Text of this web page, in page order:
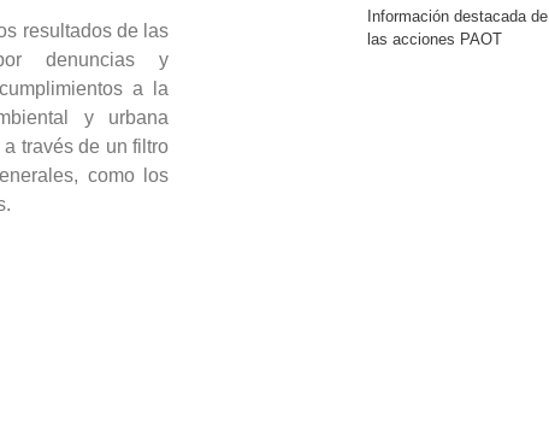
resultados de las
denuncias y
a la
y urbana
través de un filtro
como los
Información destacada de
las acciones PAOT